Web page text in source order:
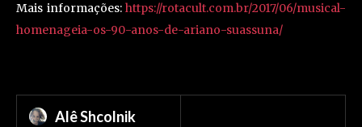
Mais informações: https://rotacult.com.br/2017/06/musical-
homenageia-os-90-anos-de-ariano-suassuna/
Alê Shcolnik